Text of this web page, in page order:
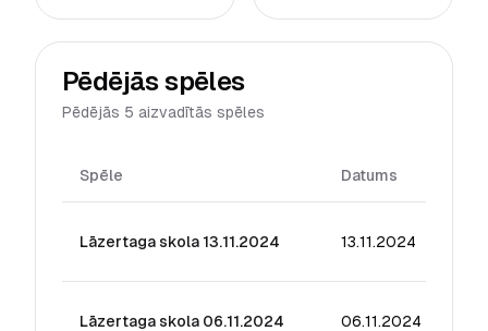
Pēdējās spēles
Pēdējās 5 aizvadītās spēles
Spēle Datums
Lāzertaga skola 13.11.2024 13.11.2024
Lāzertaga skola 06.11.2024 06.11.2024